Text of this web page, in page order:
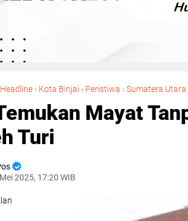
Headline › Kota Binjai › Peristiwa ›Sumatera Utara
Mayat
Turi
2025, 17:20 WIB